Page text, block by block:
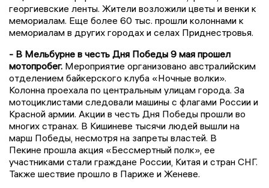
георгиевские ленты. Жители возложили цветы и венки к
мемориалам. Еще более 60 тыс. прошли колоннами к
мемориалам в других городах и селах Приднестровья.
- В Мельбурне в честь Дня Победы 9 мая прошел
мотопробег. Мероприятие организовано австралийским
отделением байкерского клуба «Ночные волки».
Колонна проехала по центральным улицам города. За
мотоциклистами следовали машины с флагами России и
Красной армии. Акции в честь Дня Победы прошли во
многих странах. В Кишиневе тысячи людей вышли на
марш Победы, несмотря на запреты властей. В
Пекине прошла акция «Бессмертный полк», ее
участниками стали граждане России, Китая и стран СНГ.
Также шествие прошло в Париже и Женеве.